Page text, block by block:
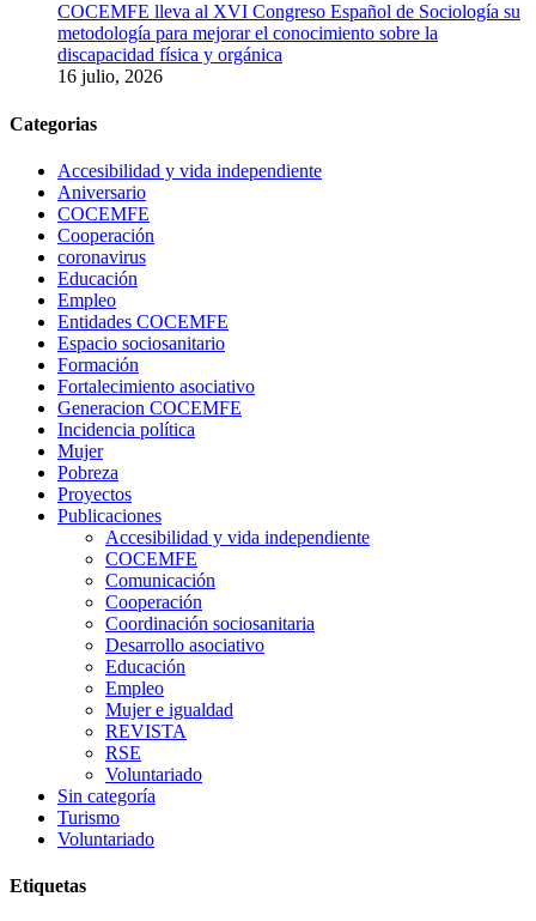
COCEMFE lleva al XVI Congreso Español de Sociología su
metodología para mejorar el conocimiento sobre la
discapacidad física y orgánica
16 julio, 2026
Categorias
Accesibilidad y vida independiente
Aniversario
COCEMFE
Cooperación
coronavirus
Educación
Empleo
Entidades COCEMFE
Espacio sociosanitario
Formación
Fortalecimiento asociativo
Generacion COCEMFE
Incidencia política
Mujer
Pobreza
Proyectos
Publicaciones
Accesibilidad y vida independiente
COCEMFE
Comunicación
Cooperación
Coordinación sociosanitaria
Desarrollo asociativo
Educación
Empleo
Mujer e igualdad
REVISTA
RSE
Voluntariado
Sin categoría
Turismo
Voluntariado
Etiquetas